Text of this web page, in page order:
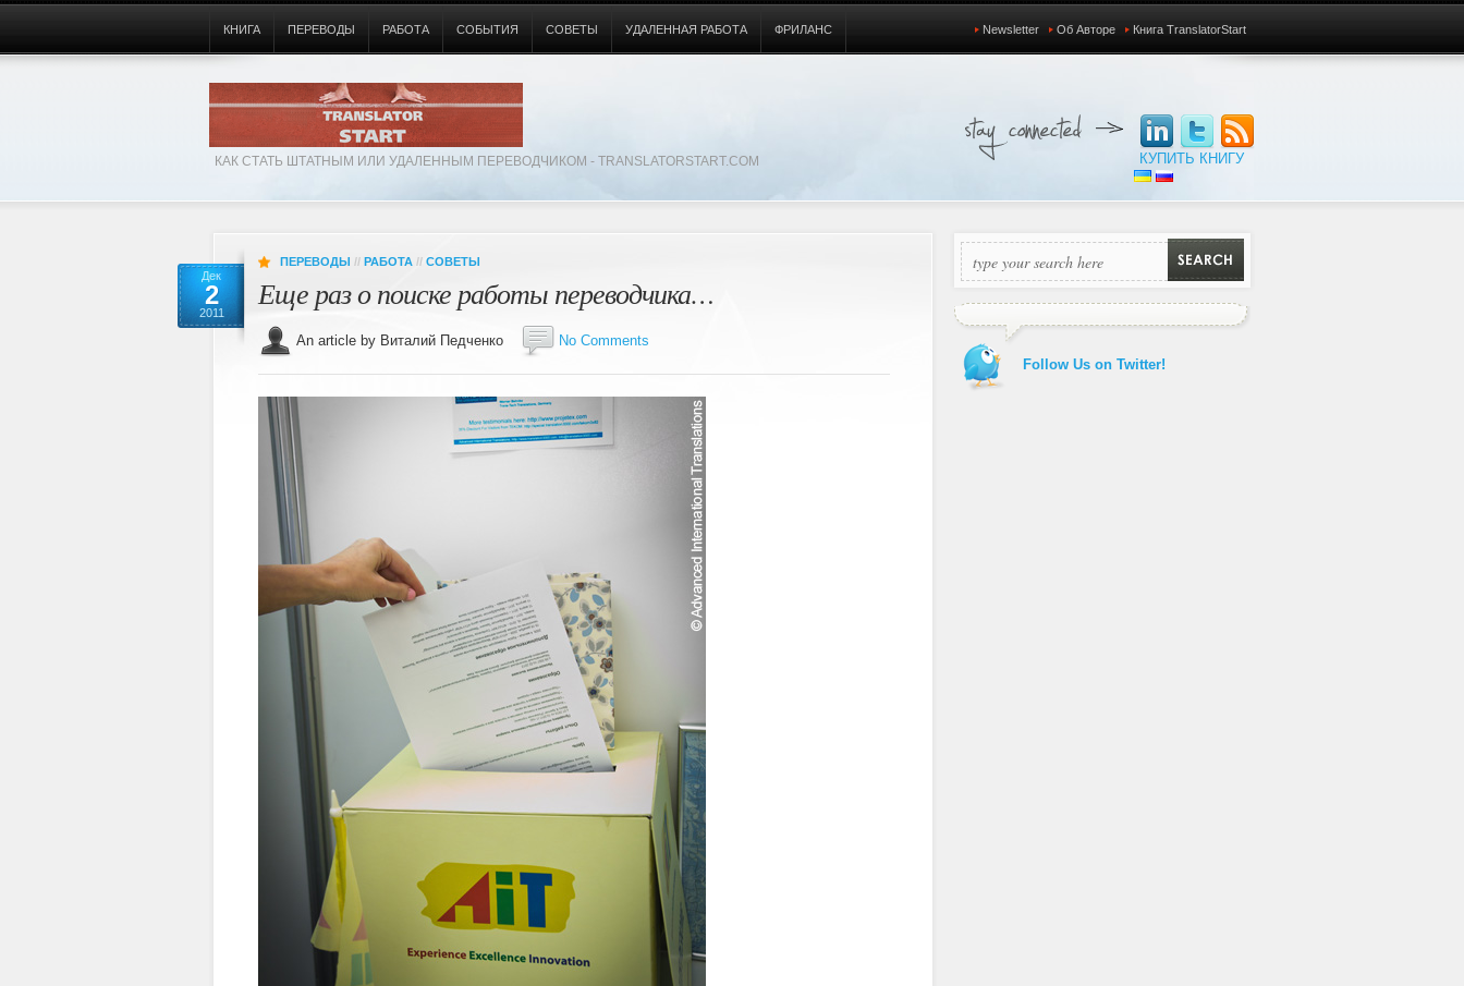
КАК СТАТЬ ШТАТНЫМ ИЛИ УДАЛЕННЫМ ПЕРЕВОДЧИКОМ - TRANSLATORSTART.COM
КНИГА ПЕРЕВОДЫ РАБОТА СОБЫТИЯ СОВЕТЫ УДАЛЕННАЯ РАБОТА ФРИЛАНС Newsletter Об Авторе Книга TranslatorStart
КУПИТЬ КНИГУ
Дек
2
2011
ПЕРЕВОДЫ // РАБОТА // СОВЕТЫ
Еще раз о поиске работы переводчика…
An article by Виталий Педченко No Comments
Follow Us on Twitter!